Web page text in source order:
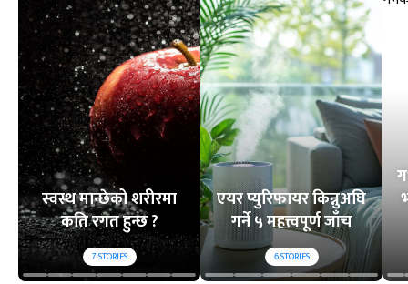
स्वस्थ मान्छेको शरीरमा
कति रगत हुन्छ ?
7STORIES
एयर प्युरिफायर किन्नुअघि
गर्ने ५ महत्त्वपूर्ण जाँच
6STORIES